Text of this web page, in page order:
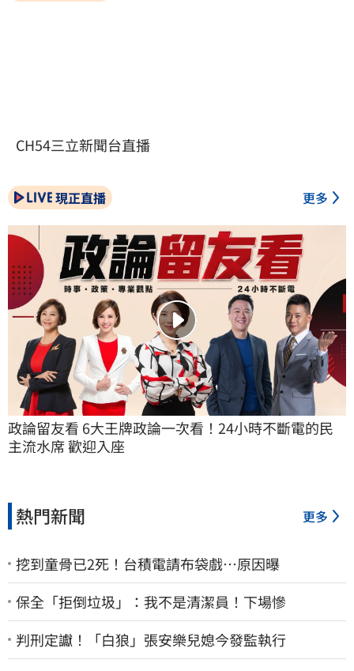
CH54三立新聞台直播
現正直播 更多
政論留友看 6大王牌政論一次看！24小時不斷電的民
主流水席 歡迎入座
熱門新聞 更多
挖到童骨已2死！台積電請布袋戲…原因曝
保全「拒倒垃圾」：我不是清潔員！下場慘
判刑定讞！「白狼」張安樂兒媳今發監執行